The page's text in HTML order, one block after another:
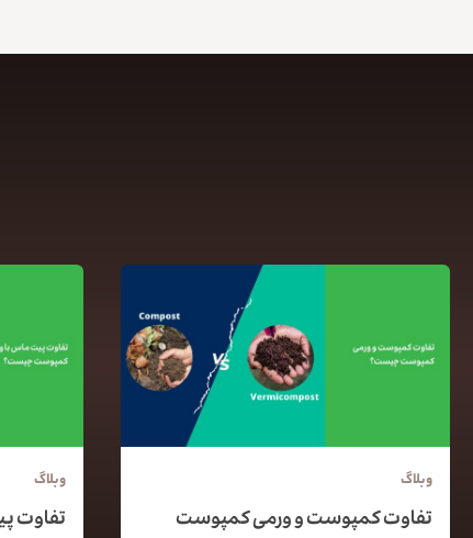
وبلاگ
تفاوت کمپوست و ورمی کمپوست
وبلاگ
تفاوت